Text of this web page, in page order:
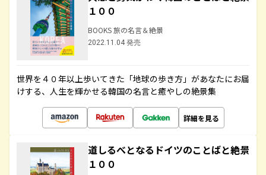
１００
BOOKS 旅の名言＆絶景
2022.11.04 発売
世界を４０年以上歩いてきた「地球の歩き方」があなたにお届
けする、人生を輝かせる韓国の名言と癒やしの絶景集
詳細を見る
道しるべとなるドイツのことばと絶景
１００